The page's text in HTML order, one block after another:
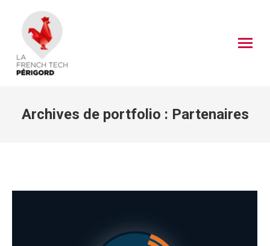
Archives de portfolio : Partenaires